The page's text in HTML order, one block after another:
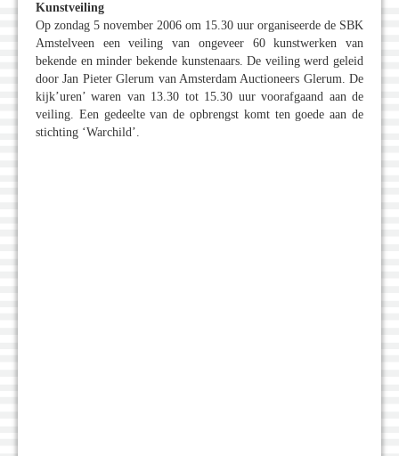
Kunstveiling
Op zondag 5 november 2006 om 15.30 uur organiseerde de SBK
Amstelveen een veiling van ongeveer 60 kunstwerken van
bekende en minder bekende kunstenaars. De veiling werd geleid
door Jan Pieter Glerum van Amsterdam Auctioneers Glerum. De
kijk’uren’ waren van 13.30 tot 15.30 uur voorafgaand aan de
veiling. Een gedeelte van de opbrengst komt ten goede aan de
stichting ‘Warchild’.